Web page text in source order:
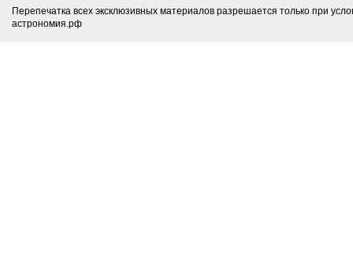
Перепечатка всех эксклюзивных материалов разрешается только при
астрономия.рф